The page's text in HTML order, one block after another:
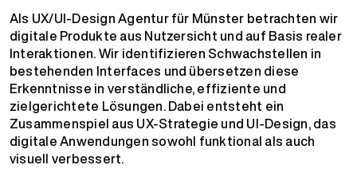
Als UX/UI-Design Agentur für Münster betrachten wir
digitale Produkte aus Nutzersicht und auf Basis realer
Interaktionen. Wir identifizieren Schwachstellen in
bestehenden Interfaces und übersetzen diese
Erkenntnisse in verständliche, effiziente und
zielgerichtete Lösungen. Dabei entsteht ein
Zusammenspiel aus UX-Strategie und UI-Design, das
digitale Anwendungen sowohl funktional als auch
visuell verbessert.